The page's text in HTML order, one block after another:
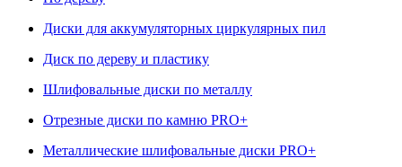
Диски для аккумуляторных циркулярных пил
Диск по дереву и пластику
Шлифовальные диски по металлу
Отрезные диски по камню PRO+
Металлические шлифовальные диски PRO+